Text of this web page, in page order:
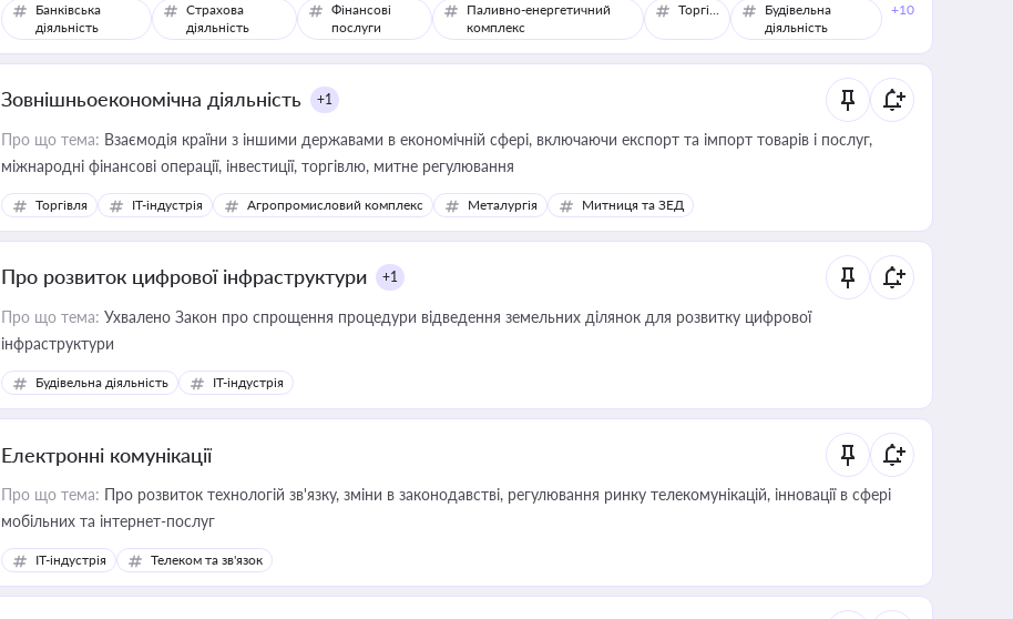
Банківська
діяльність
Страхова
діяльність
Фінансові
послуги
Паливно-енергетичний
комплекс
Торгівля
Будівельна
діяльність
+10
Зовнішньоекономічна діяльність +1
Про що тема: Взаємодія країни з іншими державами в економічній сфері, включаючи експорт та імпорт товарів і послуг,
міжнародні фінансові операції, інвестиції, торгівлю, митне регулювання
Торгівля IT-індустрія Агропромисловий комплекс Металургія Митниця та ЗЕД
Про розвиток цифрової інфраструктури +1
Про що тема: Ухвалено Закон про спрощення процедури відведення земельних ділянок для розвитку цифрової
інфраструктури
Будівельна діяльність IT-індустрія
Електронні комунікації
Про що тема: Про розвиток технологій зв'язку, зміни в законодавстві, регулювання ринку телекомунікацій, інновації в сфері
мобільних та інтернет-послуг
IT-індустрія Телеком та зв'язок